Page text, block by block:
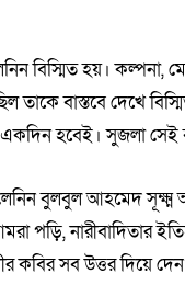
বিস্মিত হয়। কল্পনা,
তাকে বাস্তবে দেখে
একদিন হবেই। সুজলা
বুলবুল আহমেদ সূক্ষ্ম
পড়ি, নারীবাদিতার
কবির সব উত্তর দিয়ে